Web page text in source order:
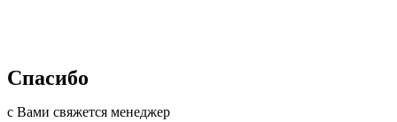
Спасибо
с Вами свяжется менеджер